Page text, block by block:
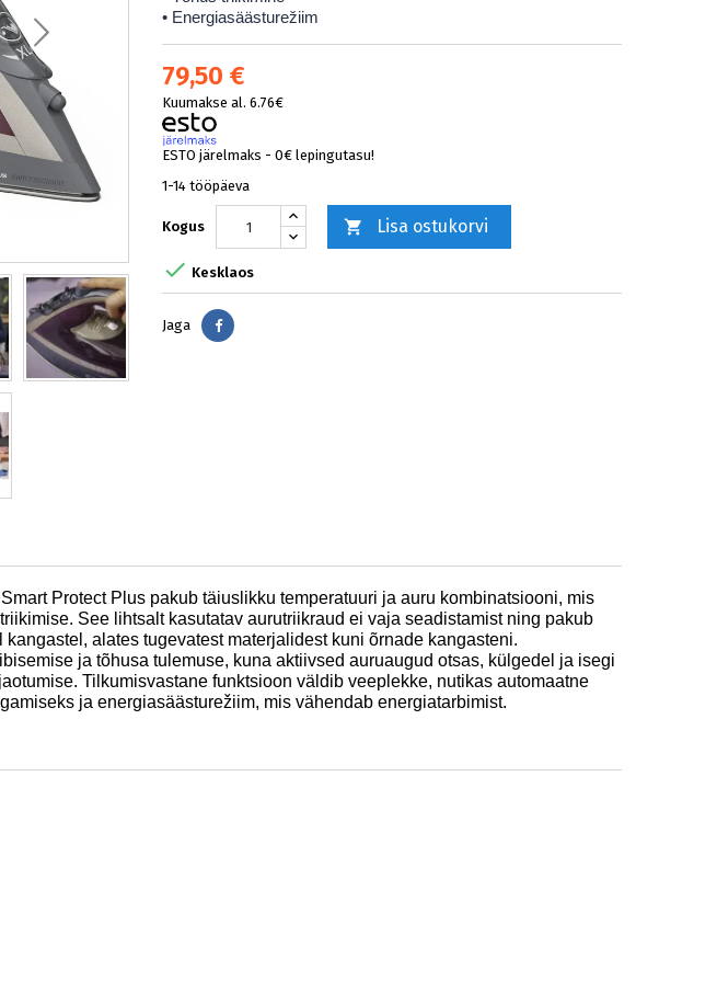
• Energiasäästurežiim
79,50 €
Kuumakse al. 6.76€
ESTO järelmaks - 0€ lepingutasu!
1-14 tööpäeva
Kogus  Lisa ostukorvi
 Kesklaos
Jaga Jaga
Protect Plus pakub täiuslikku temperatuuri ja auru kombinatsiooni, mis
See lihtsalt kasutatav aurutriikraud ei vaja seadistamist ning pakub
alates tugevatest materjalidest kuni õrnade kangasteni.
ja tõhusa tulemuse, kuna aktiivsed auruaugud otsas, külgedel ja isegi
Tilkumisvastane funktsioon väldib veeplekke, nutikas automaatne
ja energiasäästurežiim, mis vähendab energiatarbimist.